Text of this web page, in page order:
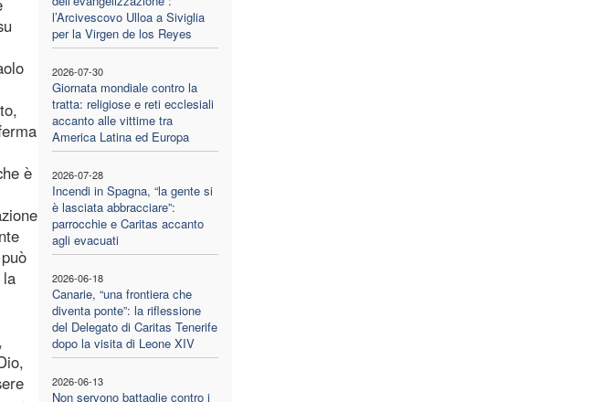
l’Arcivescovo Ulloa a Siviglia
per la Virgen de los Reyes
2026-07-30
Giornata mondiale contro la
tratta: religiose e reti ecclesiali
accanto alle vittime tra
America Latina ed Europa
2026-07-28
Incendi in Spagna, “la gente si
è lasciata abbracciare”:
parrocchie e Caritas accanto
agli evacuati
2026-06-18
Canarie, “una frontiera che
diventa ponte”: la riflessione
del Delegato di Caritas Tenerife
dopo la visita di Leone XIV
2026-06-13
Non servono battaglie contro i
è
la